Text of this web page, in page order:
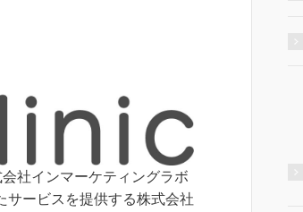
社インマーケティングラボ
サービスを提供する株式会社